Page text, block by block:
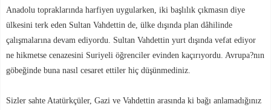
Anadolu topraklarında harfiyen uygularken, iki başlılık çıkmasın diye
ülkesini terk eden Sultan Vahdettin de, ülke dışında plan dâhilinde
çalışmalarına devam ediyordu. Sultan Vahdettin yurt dışında vefat ediyor
ne hikmetse cenazesini Suriyeli öğrenciler evinden kaçırıyordu. Avrupa?nın
göbeğinde buna nasıl cesaret ettiler hiç düşünmediniz.
Sizler sahte Atatürkçüler, Gazi ve Vahdettin arasında ki bağı anlamadığınız